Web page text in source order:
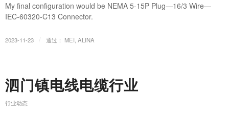
My final configuration would be NEMA 5-15P Plug—16/3 Wire—
IEC-60320-C13 Connector.
2023-11-23 通过： MEI, ALINA
泗门镇电线电缆行业
行业动态